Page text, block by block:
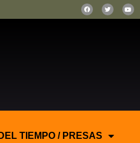
TIEMPO / PRESAS